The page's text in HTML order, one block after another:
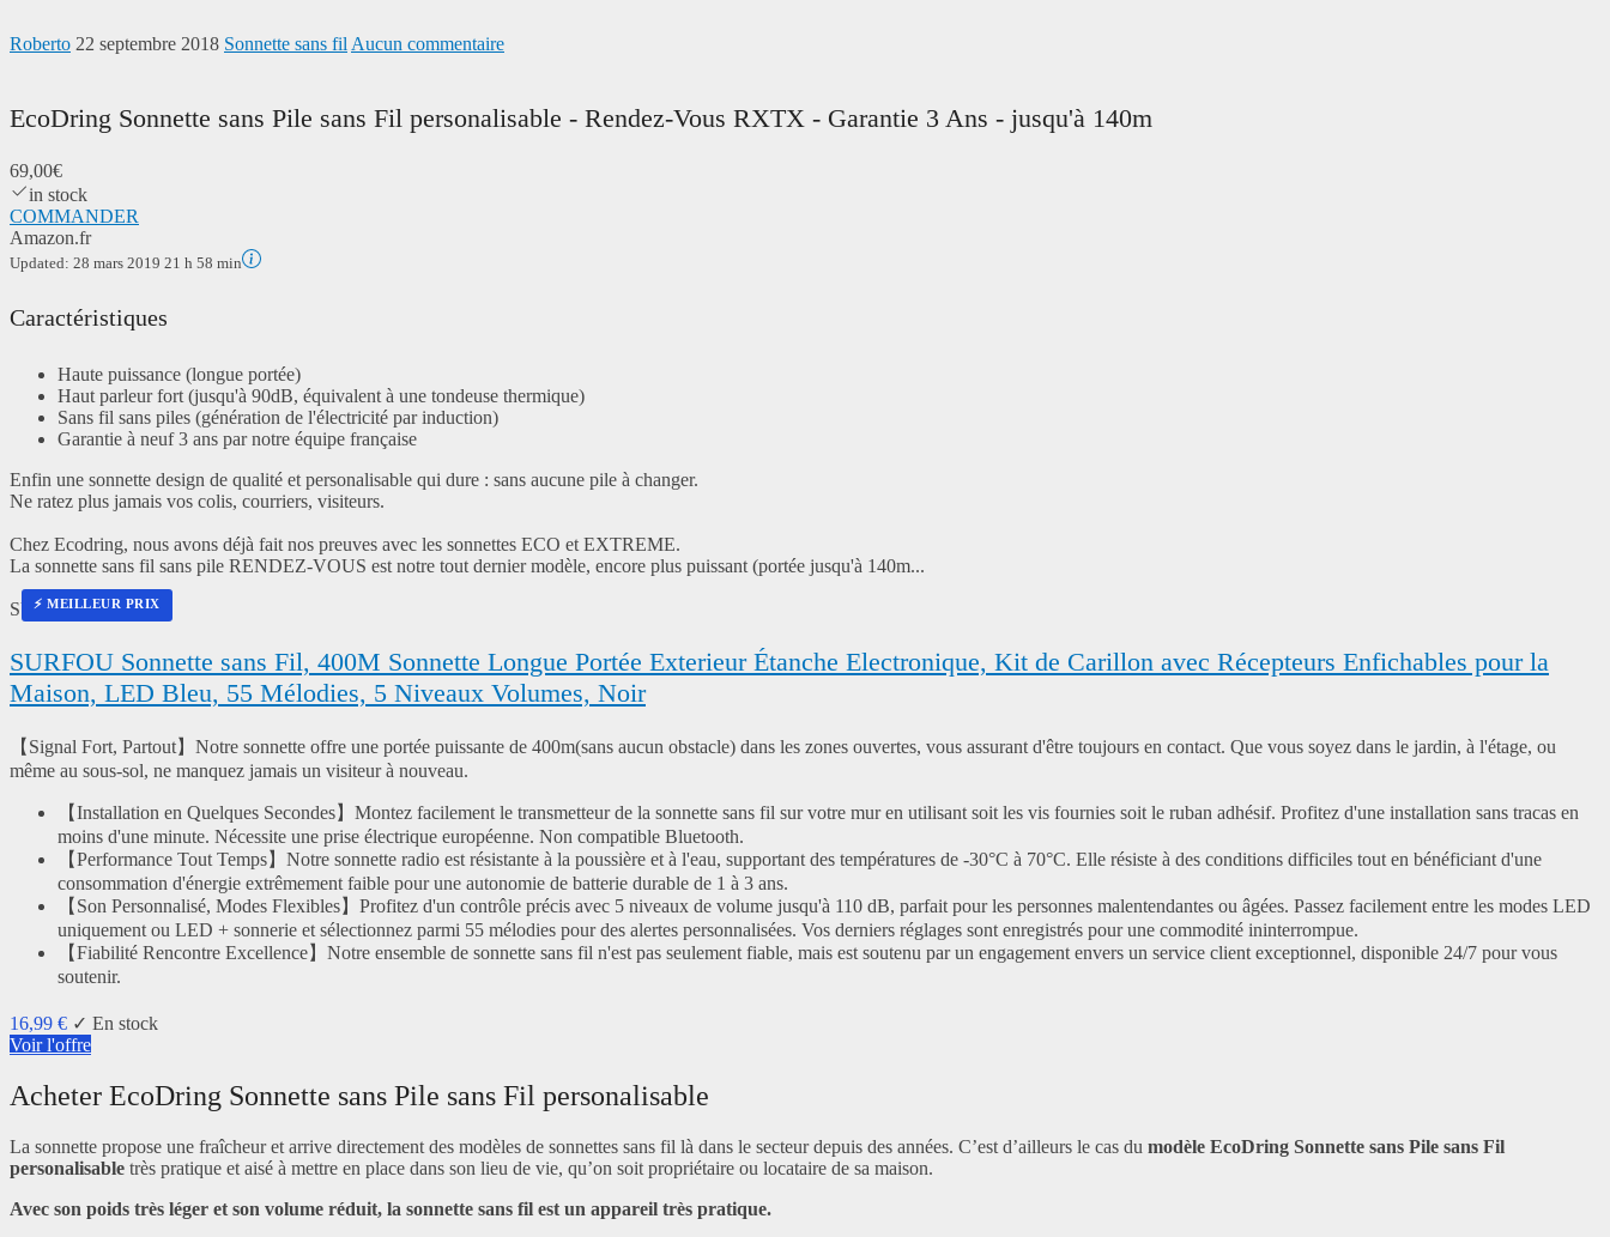
Roberto 22 septembre 2018 Sonnette sans fil Aucun commentaire
EcoDring Sonnette sans Pile sans Fil personalisable - Rendez-Vous RXTX - Garantie 3 Ans - jusqu'à 140m
69,00€
in stock
COMMANDER
Amazon.fr
Updated: 28 mars 2019 21 h 58 min
Caractéristiques
Haute puissance (longue portée)
Haut parleur fort (jusqu'à 90dB, équivalent à une tondeuse thermique)
Sans fil sans piles (génération de l'électricité par induction)
Garantie à neuf 3 ans par notre équipe française
Enfin une sonnette design de qualité et personalisable qui dure : sans aucune pile à changer.
Ne ratez plus jamais vos colis, courriers, visiteurs.
Chez Ecodring, nous avons déjà fait nos preuves avec les sonnettes ECO et EXTREME.
La sonnette sans fil sans pile RENDEZ-VOUS est notre tout dernier modèle, encore plus puissant (portée jusqu'à 140m...
⚡ MEILLEUR PRIX
SURFOU
SURFOU Sonnette sans Fil, 400M Sonnette Longue Portée Exterieur Étanche Electronique, Kit de Carillon avec Récepteurs Enfichables pour la
Maison, LED Bleu, 55 Mélodies, 5 Niveaux Volumes, Noir
【Signal Fort, Partout】Notre sonnette offre une portée puissante de 400m(sans aucun obstacle) dans les zones ouvertes, vous assurant d'être toujours en contact. Que vous soyez dans le jardin, à l'étage, ou
même au sous-sol, ne manquez jamais un visiteur à nouveau.
【Installation en Quelques Secondes】Montez facilement le transmetteur de la sonnette sans fil sur votre mur en utilisant soit les vis fournies soit le ruban adhésif. Profitez d'une installation sans tracas en
moins d'une minute. Nécessite une prise électrique européenne. Non compatible Bluetooth.
【Performance Tout Temps】Notre sonnette radio est résistante à la poussière et à l'eau, supportant des températures de -30°C à 70°C. Elle résiste à des conditions difficiles tout en bénéficiant d'une
consommation d'énergie extrêmement faible pour une autonomie de batterie durable de 1 à 3 ans.
【Son Personnalisé, Modes Flexibles】Profitez d'un contrôle précis avec 5 niveaux de volume jusqu'à 110 dB, parfait pour les personnes malentendantes ou âgées. Passez facilement entre les modes LED
uniquement ou LED + sonnerie et sélectionnez parmi 55 mélodies pour des alertes personnalisées. Vos derniers réglages sont enregistrés pour une commodité ininterrompue.
【Fiabilité Rencontre Excellence】Notre ensemble de sonnette sans fil n'est pas seulement fiable, mais est soutenu par un engagement envers un service client exceptionnel, disponible 24/7 pour vous
soutenir.
16,99 € ✓ En stock
Voir l'offre
Acheter EcoDring Sonnette sans Pile sans Fil personalisable
La sonnette propose une fraîcheur et arrive directement des modèles de sonnettes sans fil là dans le secteur depuis des années. C’est d’ailleurs le cas du modèle EcoDring Sonnette sans Pile sans Fil
personalisable très pratique et aisé à mettre en place dans son lieu de vie, qu’on soit propriétaire ou locataire de sa maison.
Avec son poids très léger et son volume réduit, la sonnette sans fil est un appareil très pratique.